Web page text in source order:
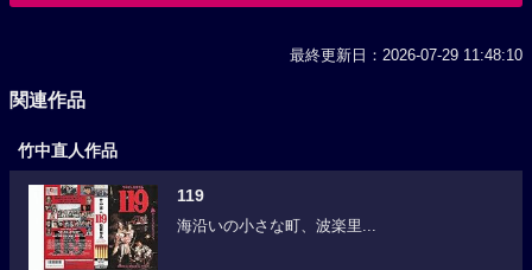
最終更新日：2026-07-29 11:48:10
関連作品
竹中直人作品
119
海沿いの小さな町、波楽里...